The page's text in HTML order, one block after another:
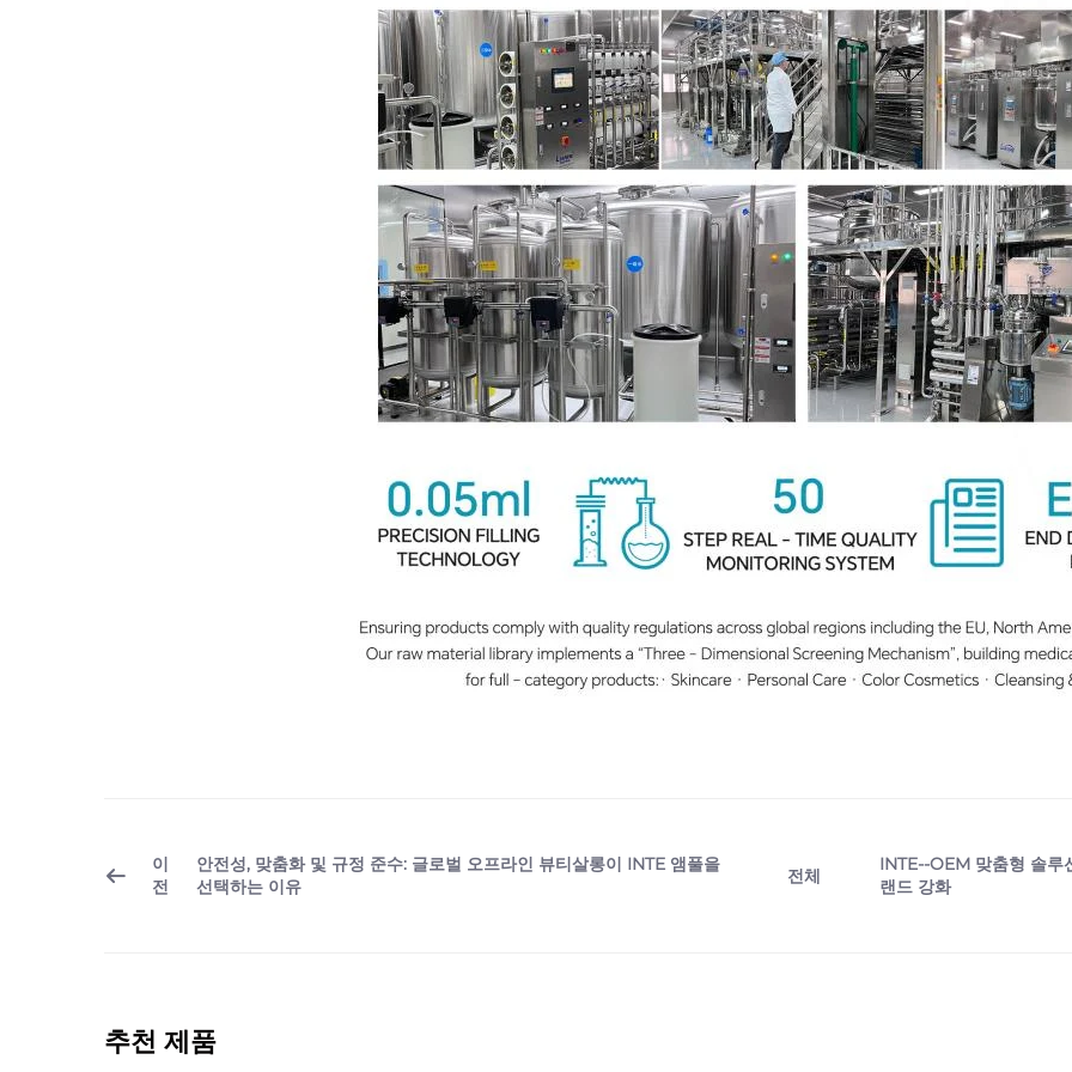
이
전
안전성, 맞춤화 및 규정 준수: 글로벌 오프라인 뷰티살롱이 INTE 앰풀을
선택하는 이유
전체
INTE--OEM 맞춤형 솔루
랜드 강화
추천 제품